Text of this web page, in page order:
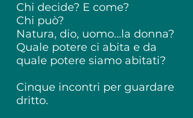
Chi decide? E come?
Chi può?
Natura, dio, uomo...la donna?
Quale potere ci abita e da
quale potere siamo abitati?
Cinque incontri per guardare
dritto.